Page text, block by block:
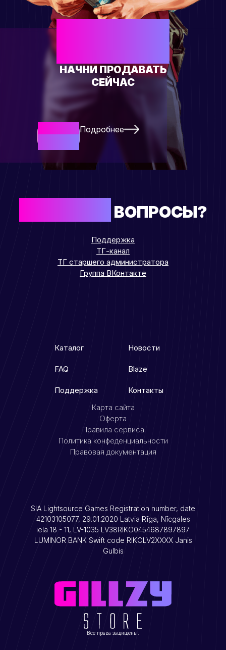
НАЧНИ ПРОДАВАТЬ
СЕЙЧАС
Сейчас
Подробнее
ВОПРОСЫ?
Поддержка
ТГ-канал
ТГ старшего администратора
Группа ВКонтакте
Все права защищены.
Каталог Новости
FAQ Blaze
Поддержка
Контакты
Карта сайта
Оферта
Правила сервиса
Политика конфеденциальности
Правовая документация
SIA Lightsource Games Registration number, date
42103105077, 29.01.2020 Latvia Rīga, Nīcgales
iela 18 - 11, LV-1035 LV38RIKO0454687897897
LUMINOR BANK Swift code RIKOLV2XXXX Janis
Gulbis